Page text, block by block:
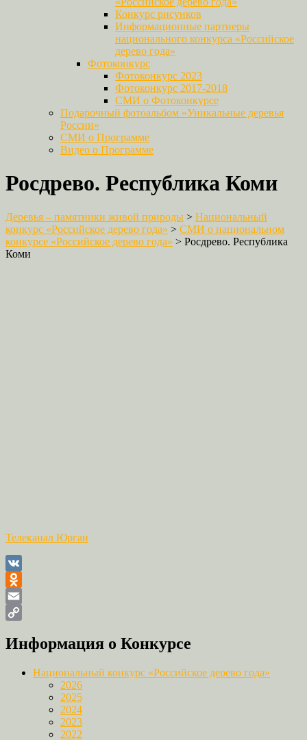
Конкурс рисунков
Информационные партнеры
национального конкурса «Российское
дерево года»
Фотоконкурс
Фотоконкурс 2023
Фотоконкурс 2017-2018
СМИ о Фотоконкурсе
Подарочный фотоальбом «Уникальные деревья
России»
СМИ о Программе
Видео о Программе
Росдрево. Республика Коми
Деревья – памятники живой природы > Национальный
конкурс «Российское дерево года» > СМИ о национальном
конкурсе «Российское дерево года» > Росдрево. Республика
Коми
Телеканал Юрган
VK
Odnoklassniki
Email
Link
Информация о Конкурсе
Национальный конкурс «Российское дерево года»
2026
2025
2024
2023
2022